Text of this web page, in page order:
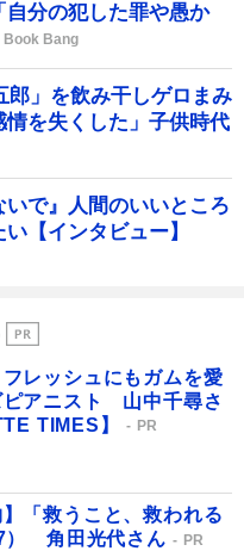
分の犯した罪や愚か
Book Bang
郎」を飲み干しゲロまみ
を失くした」子供時代
で』人間のいいところ
【インタビュー】
レッシュにもガムを愛
ピアニスト 山中千尋さ
TIMES】
PR
】「救うこと、救われる
） 角田光代さん
PR